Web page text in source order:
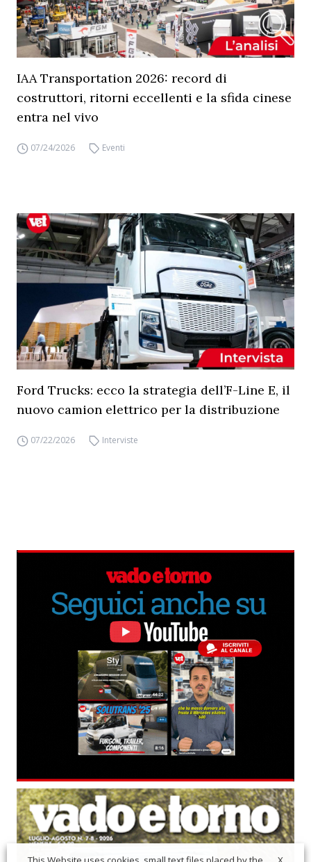
IAA Transportation 2026: record di
costruttori, ritorni eccellenti e la sfida cinese
entra nel vivo
07/24/2026 Eventi
Ford Trucks: ecco la strategia dell’F-Line E, il
nuovo camion elettrico per la distribuzione
07/22/2026 Interviste